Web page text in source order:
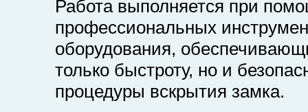
Работа выполняется при
профессиональных
оборудования,
только быстроту, но и
процедуры вскрытия замка.